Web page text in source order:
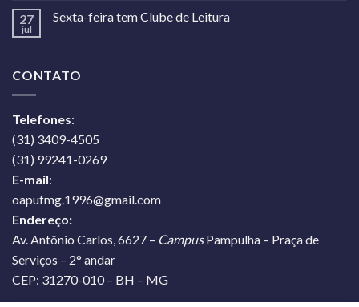
27
jul
Sexta-feira tem Clube de Leitura
CONTATO
Telefones:
(31) 3409-4505
(31) 99241-0269
E-mail:
oapufmg.1996@gmail.com
Endereço:
Av. Antônio Carlos, 6627 – CampusPampulha – Praça de
Serviços – 2° andar
CEP: 31270-010 – BH – MG